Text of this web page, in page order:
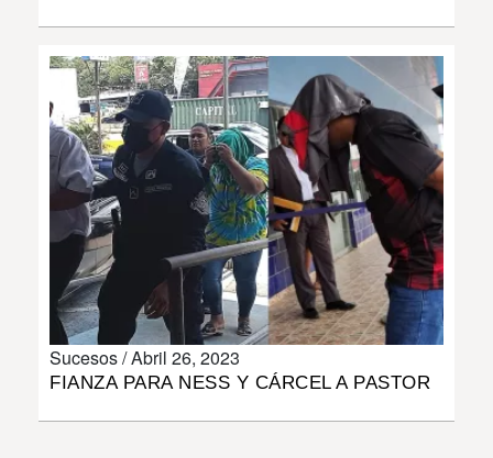
INSÓLITAS
MULTIMEDIA
IMPRESO
Sucesos /Abril 26, 2023
FIANZA PARA NESS Y CÁRCEL A PASTOR